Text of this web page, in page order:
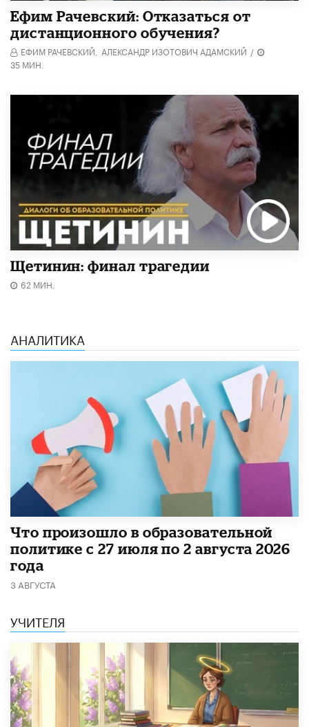
Ефим Рачевский: Отказаться от
дистанционного обучения?
ЕФИМ РАЧЕВСКИЙ, АЛЕКСАНДР ИЗОТОВИЧ АДАМСКИЙ /
35 МИН.
Щетинин: финал трагедии
62 МИН.
АНАЛИТИКА
​Что произошло в образовательной
политике с 27 июля по 2 августа 2026
года
3 АВГУСТА
УЧИТЕЛЯ